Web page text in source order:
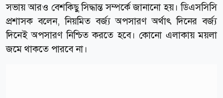
সভায় আরও বেশকিছু সিদ্ধান্ত সম্পর্কে জানানো হয়। ডিএসসিসি
প্রশাসক বলেন, নিয়মিত বর্জ্য অপসারণ অর্থাৎ দিনের বর্জ্য
দিনেই অপসারণ নিশ্চিত করতে হবে। কোনো এলাকায় ময়লা
জমে থাকতে পারবে না।